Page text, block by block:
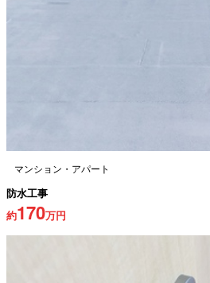
マンション・アパート
防水工事
約170万円